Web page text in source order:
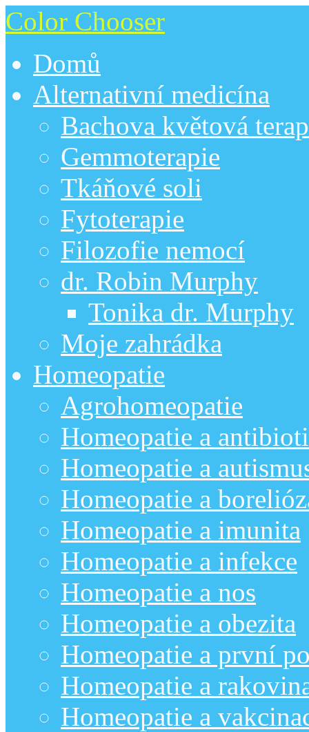
Color Chooser
Domů
Alternativní medicína
Bachova květová
Gemmoterapie
Tkáňové soli
Fytoterapie
Filozofie nemocí
dr. Robin Murphy
Tonika dr. Murphy
Moje zahrádka
Homeopatie
Agrohomeopatie
Homeopatie a
Homeopatie a
Homeopatie a
Homeopatie a imunita
Homeopatie a infekce
Homeopatie a nos
Homeopatie a obezita
Homeopatie a první
Homeopatie a
Homeopatie a